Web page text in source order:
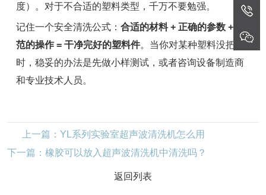
度）。对于不合适的塑料类型，千万不要勉强。
记住一个安全清洗公式：合适的材料 + 正确的参数 + 规
范的操作 = 干净完好的塑料件。当你对某种塑料没把握
时，稳妥的办法是先做小样测试，或者咨询设备制造商
和专业技术人员。
上一篇：YL系列实验室超声波清洗机怎么用
返回列表
下一篇：橡胶可以放入超声波清洗机中清洗吗？